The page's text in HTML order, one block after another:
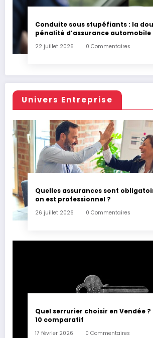
Conduite sous stupéfiants : la
pénalité d’assurance automobile
22 juillet 2026 0 Commentaires
Univers Entreprise
Quelles assurances sont
on est professionnel ?
26 juillet 2026 0 Commentaires
Quel serrurier choisir en Vendée
10 comparatif
17 février 2026 0 Commentaires